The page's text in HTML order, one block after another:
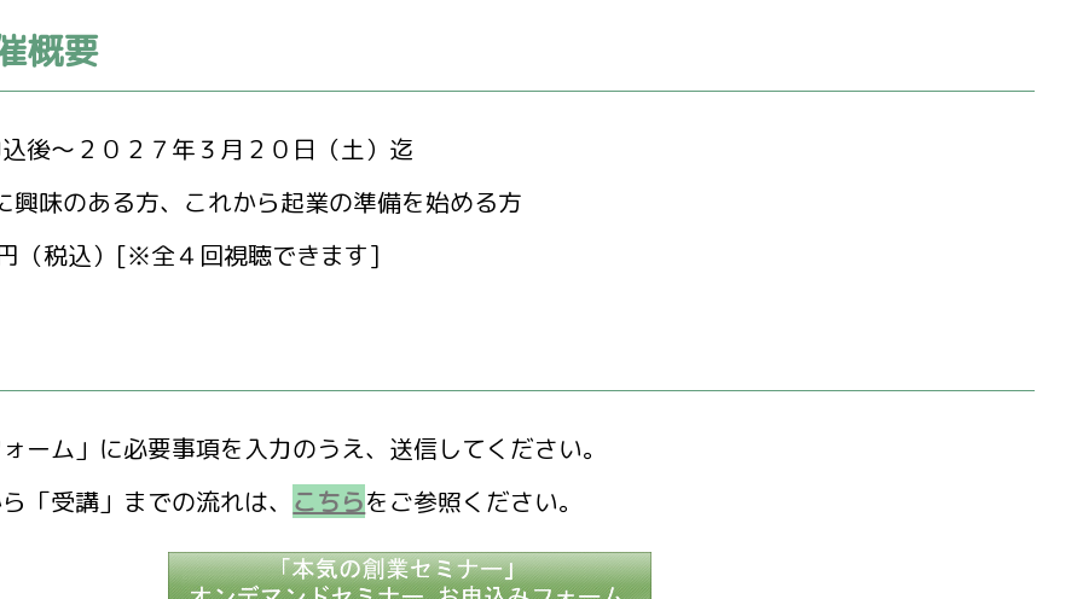
概要
込後～２０２７年３月２０日（土）迄
興味のある方、これから起業の準備を始める方
（税込）[※全４回視聴できます]
ーム」に必要事項を入力のうえ、送信してください。
「受講」までの流れは、 こちらをご参照ください。